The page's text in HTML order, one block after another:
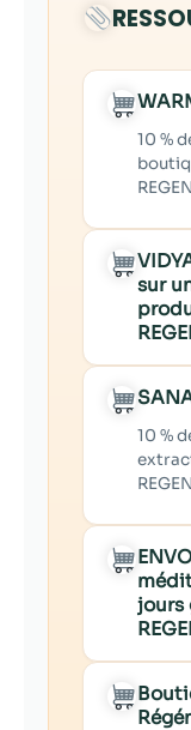
10 %
sur
10 %
jours